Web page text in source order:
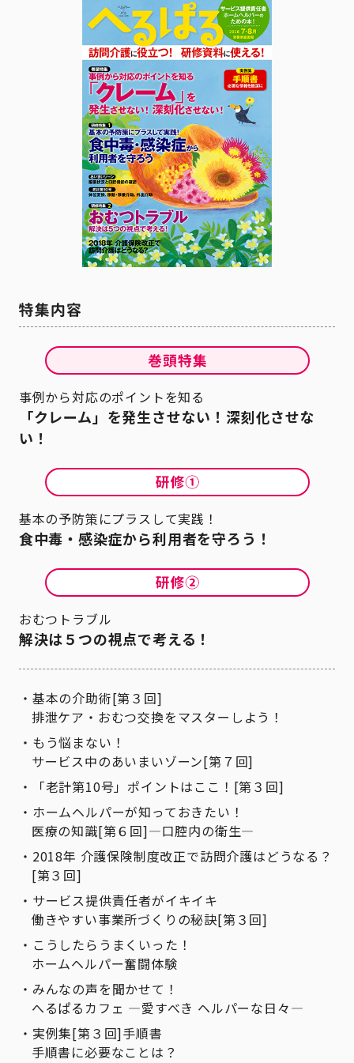
事例から対応のポイントを知る
「クレーム」を発生させない！深刻化させな
い！
基本の予防策にプラスして実践！
食中毒・感染症から利用者を守ろう！
おむつトラブル
解決は５つの視点で考える！
基本の介助術[第３回]
排泄ケア・おむつ交換をマスターしよう！
もう悩まない！
サービス中のあいまいゾーン[第７回]
「老計第10号」ポイントはここ！[第３回]
ホームヘルパーが知っておきたい！
医療の知識[第６回]―口腔内の衛生―
2018年 介護保険制度改正で訪問介護はどうなる？
[第３回]
サービス提供責任者がイキイキ
働きやすい事業所づくりの秘訣[第３回]
こうしたらうまくいった！
ホームヘルパー奮闘体験
みんなの声を聞かせて！
へるぱるカフェ ―愛すべき ヘルパーな日々―
実例集[第３回]手順書
手順書に必要なことは？